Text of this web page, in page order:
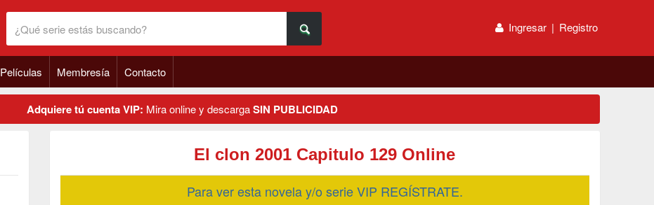
Ingresar | Registro
Películas Membresía Contacto
Adquiere tú cuenta VIP: Mira online y descargaSIN PUBLICIDAD
El clon 2001 Capitulo 129 Online
Para ver esta novela y/o serie VIP REGÍSTRATE.